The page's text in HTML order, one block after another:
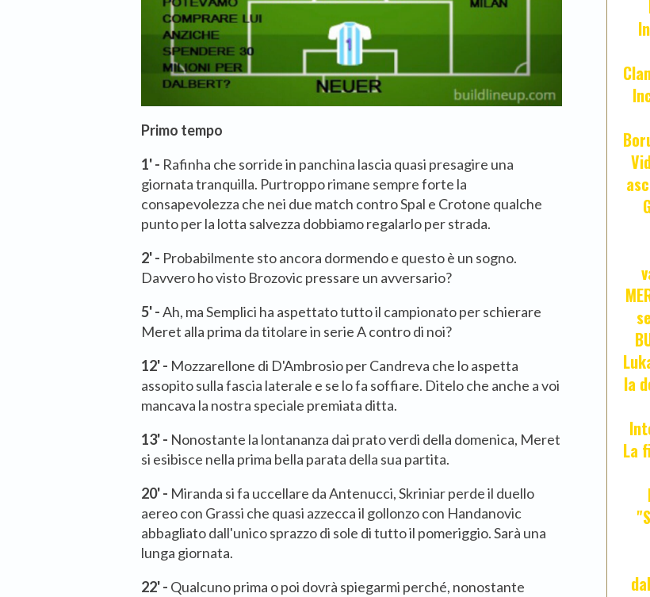
Primo tempo
1' - Rafinha che sorride in panchina lascia quasi presagire una
giornata tranquilla. Purtroppo rimane sempre forte la
consapevolezza che nei due match contro Spal e Crotone qualche
punto per la lotta salvezza dobbiamo regalarlo per strada.
2' - Probabilmente sto ancora dormendo e questo è un sogno.
Davvero ho visto Brozovic pressare un avversario?
5' -Ah, ma Semplici ha aspettato tutto il campionato per schierare
Meret alla prima da titolare in serie A contro di noi?
12' - Mozzarellone di D'Ambrosio per Candreva che lo aspetta
assopito sulla fascia laterale e se lo fa soffiare. Ditelo che anche a voi
mancava la nostra speciale premiata ditta.
13' - Nonostante la lontananza dai prato verdi della domenica, Meret
si esibisce nella prima bella parata della sua partita.
20' - Miranda si fa uccellare da Antenucci, Skriniar perde il duello
aereo con Grassi che quasi azzecca il gollonzo con Handanovic
abbagliato dall'unico sprazzo di sole di tutto il pomeriggio. Sarà una
lunga giornata.
22' - Qualcuno prima o poi dovrà spiegarmi perché, nonostante
la
La